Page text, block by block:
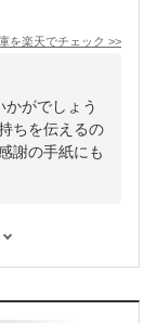
を楽天でチェック >>
がでしょう
ちを伝えるの
謝の手紙にも